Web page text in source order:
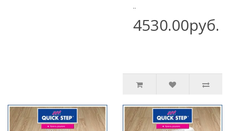
..
4530.00руб.